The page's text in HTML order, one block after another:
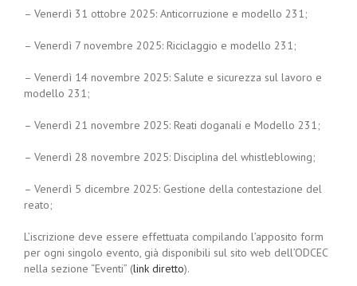
– Venerdì 31 ottobre 2025: Anticorruzione e modello 231;
– Venerdì 7 novembre 2025: Riciclaggio e modello 231;
– Venerdì 14 novembre 2025: Salute e sicurezza sul lavoro e
modello 231;
– Venerdì 21 novembre 2025: Reati doganali e Modello 231;
– Venerdì 28 novembre 2025: Disciplina del whistleblowing;
– Venerdì 5 dicembre 2025: Gestione della contestazione del
reato;
L’iscrizione deve essere effettuata compilando l’apposito form
per ogni singolo evento, già disponibili sul sito web dell’ODCEC
nella sezione “Eventi” (link diretto).